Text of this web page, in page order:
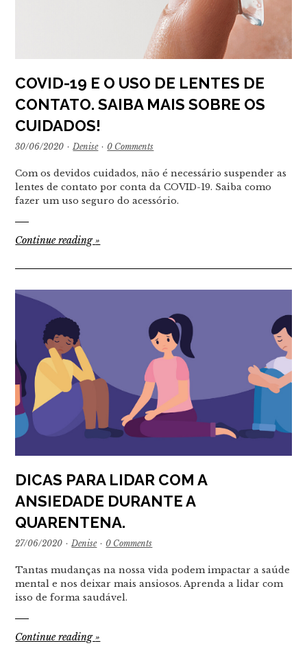
COVID-19 E O USO DE LENTES DE
CONTATO. SAIBA MAIS SOBRE OS
CUIDADOS!
30/06/2020 · Denise · 0 Comments
Com os devidos cuidados, não é necessário suspender as
lentes de contato por conta da COVID-19. Saiba como
fazer um uso seguro do acessório.
Continue reading»
DICAS PARA LIDAR COM A
ANSIEDADE DURANTE A
QUARENTENA.
27/06/2020 · Denise · 0 Comments
Tantas mudanças na nossa vida podem impactar a saúde
mental e nos deixar mais ansiosos. Aprenda a lidar com
isso de forma saudável.
Continue reading»